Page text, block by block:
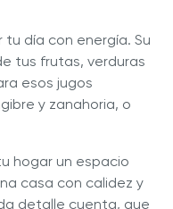
día con energía. Su
tus frutas, verduras
esos jugos
y zanahoria, o
hogar un espacio
casa con calidez y
detalle cuenta, que